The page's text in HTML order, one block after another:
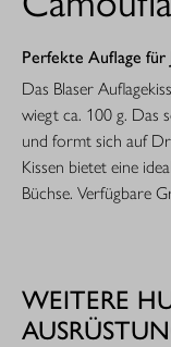
Perfekte Auflage für
Das Blaser
wiegt ca. 100 g. Das
und formt sich auf
Kissen bietet eine
Büchse. Verfügbare
WEITERE